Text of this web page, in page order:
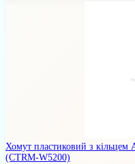
Хомут пластиковий з
(CTRM-W5200)